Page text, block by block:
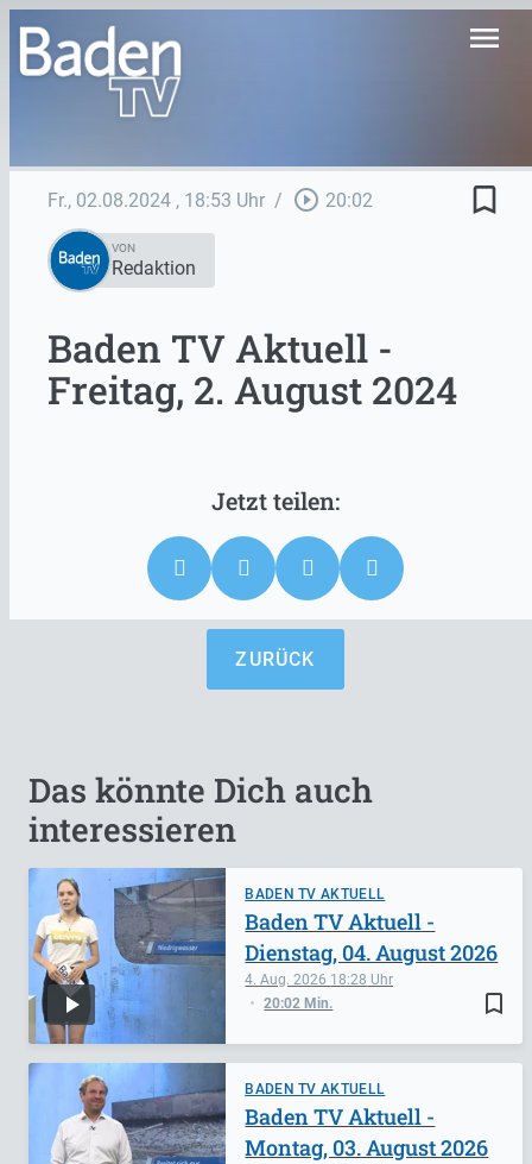
menu
Fr., 02.08.2024 , 18:53 Uhr / play_circle_outline 20:02 bookmark_border
VON
Redaktion
Baden TV Aktuell -
Freitag, 2. August 2024
ZURÜCK
Das könnte Dich auch
interessieren
BADEN TV AKTUELL
bookmark_border
4. Aug. 2026 18:28
20:02 Min.
Baden TV Aktuell -
Dienstag, 04. August 2026
BADEN TV AKTUELL
Baden TV Aktuell -
Montag, 03. August 2026